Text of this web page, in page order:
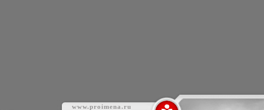
www.proimena.ru